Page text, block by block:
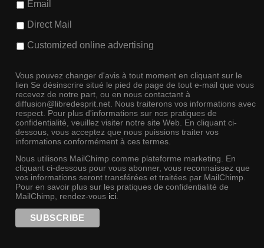
Email
Direct Mail
Customized online advertising
Vous pouvez changer d'avis à tout moment en cliquant sur le
lien Se désinscrire situé le pied de page de tout e-mail que vous
recevez de notre part, ou en nous contactant à
diffusion@libredesprit.net. Nous traiterons vos informations avec
respect. Pour plus d'informations sur nos pratiques de
confidentialité, veuillez visiter notre site Web. En cliquant ci-
dessous, vous acceptez que nous puissions traiter vos
informations conformément à ces termes.
Nous utilisons MailChimp comme plateforme marketing. En
cliquant ci-dessous pour vous abonner, vous reconnaissez que
vos informations seront transférées et traitées par MailChimp.
Pour en savoir plus sur les pratiques de confidentialité de
MailChimp, rendez-vous ici.